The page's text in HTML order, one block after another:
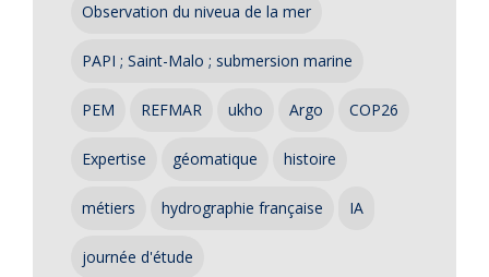
Observation du niveua de la mer
PAPI ; Saint-Malo ; submersion marine
PEM REFMAR ukho Argo COP26
Expertise géomatique histoire
métiers hydrographie française IA
journée d'étude